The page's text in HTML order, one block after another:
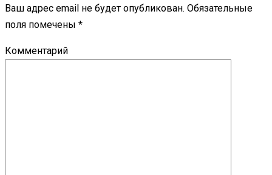
Ваш адрес email не будет опубликован. Обязательные
поля помечены *
Комментарий